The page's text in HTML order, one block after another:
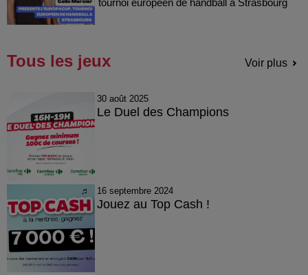
tournoi européen de handball à Strasbourg
Tous les jeux Voir plus
30 août 2025
Le Duel des Champions
16 septembre 2024
Jouez au Top Cash !